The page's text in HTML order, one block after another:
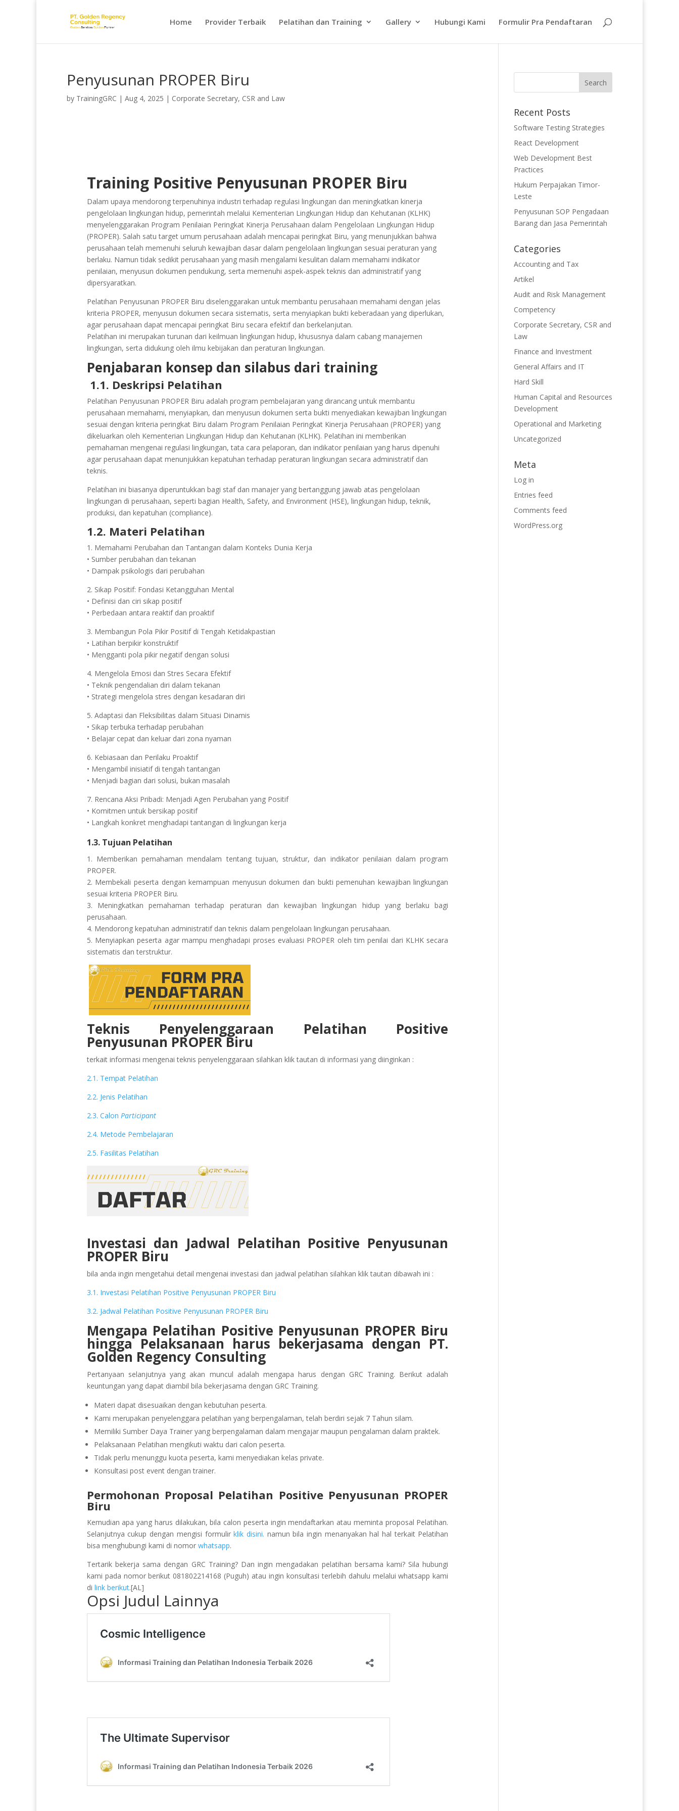
Home Provider Terbaik Pelatihan dan Training Gallery Hubungi Kami Formulir Pra Pendaftaran
Penyusunan PROPER Biru
by TrainingGRC | Aug 4, 2025 | Corporate Secretary, CSR and Law
Training Positive Penyusunan PROPER Biru
Dalam upaya mendorong terpenuhinya industri terhadap regulasi lingkungan dan meningkatkan kinerja
pengelolaan lingkungan hidup, pemerintah melalui Kementerian Lingkungan Hidup dan Kehutanan (KLHK)
menyelenggarakan Program Penilaian Peringkat Kinerja Perusahaan dalam Pengelolaan Lingkungan Hidup
(PROPER). Salah satu target umum perusahaan adalah mencapai peringkat Biru, yang menunjukkan bahwa
perusahaan telah memenuhi seluruh kewajiban dasar dalam pengelolaan lingkungan sesuai peraturan yang
berlaku. Namun tidak sedikit perusahaan yang masih mengalami kesulitan dalam memahami indikator
penilaian, menyusun dokumen pendukung, serta memenuhi aspek-aspek teknis dan administratif yang
dipersyaratkan.
Pelatihan Penyusunan PROPER Biru diselenggarakan untuk membantu perusahaan memahami dengan jelas
kriteria PROPER, menyusun dokumen secara sistematis, serta menyiapkan bukti keberadaan yang diperlukan,
agar perusahaan dapat mencapai peringkat Biru secara efektif dan berkelanjutan.
Pelatihan ini merupakan turunan dari keilmuan lingkungan hidup, khususnya dalam cabang manajemen
lingkungan, serta didukung oleh ilmu kebijakan dan peraturan lingkungan.
Penjabaran konsep dan silabus dari training
1.1. Deskripsi Pelatihan
Pelatihan Penyusunan PROPER Biru adalah program pembelajaran yang dirancang untuk membantu
perusahaan memahami, menyiapkan, dan menyusun dokumen serta bukti menyediakan kewajiban lingkungan
sesuai dengan kriteria peringkat Biru dalam Program Penilaian Peringkat Kinerja Perusahaan (PROPER) yang
dikeluarkan oleh Kementerian Lingkungan Hidup dan Kehutanan (KLHK). Pelatihan ini memberikan
pemahaman mengenai regulasi lingkungan, tata cara pelaporan, dan indikator penilaian yang harus dipenuhi
agar perusahaan dapat menunjukkan kepatuhan terhadap peraturan lingkungan secara administratif dan
teknis.
Pelatihan ini biasanya diperuntukkan bagi staf dan manajer yang bertanggung jawab atas pengelolaan
lingkungan di perusahaan, seperti bagian Health, Safety, and Environment (HSE), lingkungan hidup, teknik,
produksi, dan kepatuhan (compliance).
1.2. Materi Pelatihan
1. Memahami Perubahan dan Tantangan dalam Konteks Dunia Kerja
• Sumber perubahan dan tekanan
• Dampak psikologis dari perubahan
2. Sikap Positif: Fondasi Ketangguhan Mental
• Definisi dan ciri sikap positif
• Perbedaan antara reaktif dan proaktif
3. Membangun Pola Pikir Positif di Tengah Ketidakpastian
• Latihan berpikir konstruktif
• Mengganti pola pikir negatif dengan solusi
4. Mengelola Emosi dan Stres Secara Efektif
• Teknik pengendalian diri dalam tekanan
• Strategi mengelola stres dengan kesadaran diri
5. Adaptasi dan Fleksibilitas dalam Situasi Dinamis
• Sikap terbuka terhadap perubahan
• Belajar cepat dan keluar dari zona nyaman
6. Kebiasaan dan Perilaku Proaktif
• Mengambil inisiatif di tengah tantangan
• Menjadi bagian dari solusi, bukan masalah
7. Rencana Aksi Pribadi: Menjadi Agen Perubahan yang Positif
• Komitmen untuk bersikap positif
• Langkah konkret menghadapi tantangan di lingkungan kerja
1.3. Tujuan Pelatihan
1. Memberikan pemahaman mendalam tentang tujuan, struktur, dan indikator penilaian dalam program
PROPER.
2. Membekali peserta dengan kemampuan menyusun dokumen dan bukti pemenuhan kewajiban lingkungan
sesuai kriteria PROPER Biru.
3. Meningkatkan pemahaman terhadap peraturan dan kewajiban lingkungan hidup yang berlaku bagi
perusahaan.
4. Mendorong kepatuhan administratif dan teknis dalam pengelolaan lingkungan perusahaan.
5. Menyiapkan peserta agar mampu menghadapi proses evaluasi PROPER oleh tim penilai dari KLHK secara
sistematis dan terstruktur.
Teknis Penyelenggaraan Pelatihan Positive
Penyusunan PROPER Biru
terkait informasi mengenai teknis penyelenggaraan silahkan klik tautan di informasi yang diinginkan :
2.1. Tempat Pelatihan
2.2. Jenis Pelatihan
2.3. Calon Participant
2.4. Metode Pembelajaran
2.5. Fasilitas Pelatihan
Investasi dan Jadwal Pelatihan Positive Penyusunan
PROPER Biru
bila anda ingin mengetahui detail mengenai investasi dan jadwal pelatihan silahkan klik tautan dibawah ini :
3.1. Investasi Pelatihan Positive Penyusunan PROPER Biru
3.2. Jadwal Pelatihan Positive Penyusunan PROPER Biru
Mengapa Pelatihan Positive Penyusunan PROPER Biru
hingga Pelaksanaan harus bekerjasama dengan PT.
Golden Regency Consulting
Pertanyaan selanjutnya yang akan muncul adalah mengapa harus dengan GRC Training. Berikut adalah
keuntungan yang dapat diambil bila bekerjasama dengan GRC Training.
Materi dapat disesuaikan dengan kebutuhan peserta.
Kami merupakan penyelenggara pelatihan yang berpengalaman, telah berdiri sejak 7 Tahun silam.
Memiliki Sumber Daya Trainer yang berpengalaman dalam mengajar maupun pengalaman dalam praktek.
Pelaksanaan Pelatihan mengikuti waktu dari calon peserta.
Tidak perlu menunggu kuota peserta, kami menyediakan kelas private.
Konsultasi post event dengan trainer.
Permohonan Proposal Pelatihan Positive Penyusunan PROPER
Biru
Kemudian apa yang harus dilakukan, bila calon peserta ingin mendaftarkan atau meminta proposal Pelatihan.
Selanjutnya cukup dengan mengisi formulirklik disini. namun bila ingin menanyakan hal hal terkait Pelatihan
bisa menghubungi kami di nomor whatsapp.
Tertarik bekerja sama dengan GRC Training? Dan ingin mengadakan pelatihan bersama kami? Sila hubungi
kami pada nomor berikut 081802214168 (Puguh) atau ingin konsultasi terlebih dahulu melalui whatsapp kami
di link berikut.[AL]
Opsi Judul Lainnya
Recent Posts
Software Testing Strategies
React Development
Web Development Best
Practices
Hukum Perpajakan Timor-
Leste
Penyusunan SOP Pengadaan
Barang dan Jasa Pemerintah
Categories
Accounting and Tax
Artikel
Audit and Risk Management
Competency
Corporate Secretary, CSR and
Law
Finance and Investment
General Affairs and IT
Hard Skill
Human Capital and Resources
Development
Operational and Marketing
Uncategorized
Meta
Log in
Entries feed
Comments feed
WordPress.org